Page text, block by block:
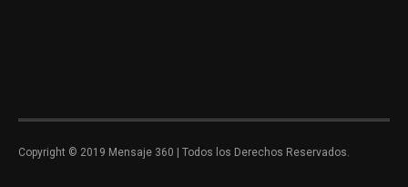
Copyright © 2019 Mensaje 360 | Todos los Derechos Reservados.